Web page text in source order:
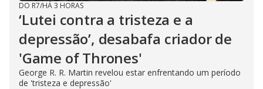
DO R7/HÁ 3 HORAS
‘Lutei contra a tristeza e a
depressão’, desabafa criador de
'Game of Thrones'
George R. R. Martin revelou estar enfrentando um período
de 'tristeza e depressão'